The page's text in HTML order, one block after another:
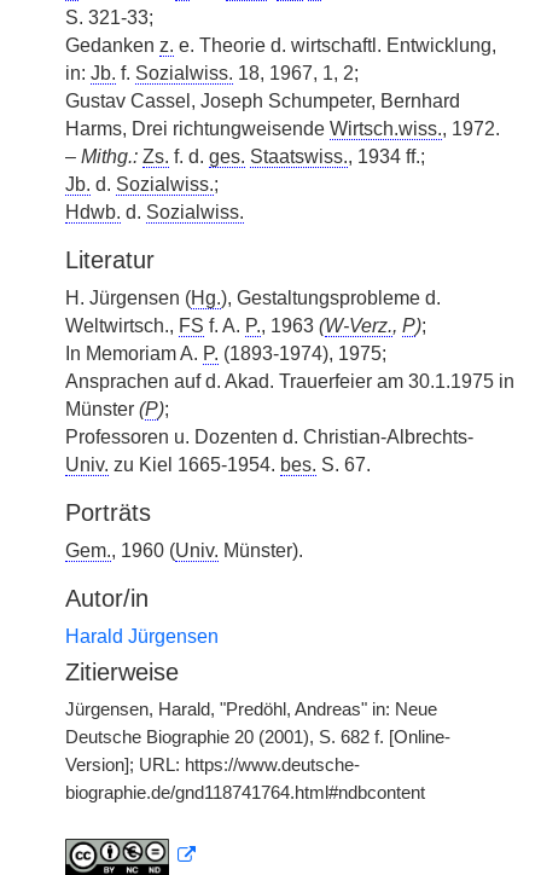
S. 321-33;
Gedanken z. e. Theorie d. wirtschaftl. Entwicklung,
in: Jb. f. Sozialwiss. 18, 1967, 1, 2;
Gustav Cassel, Joseph Schumpeter, Bernhard
Harms, Drei richtungweisende Wirtsch.wiss., 1972.
– Mithg.: Zs. f. d. ges. Staatswiss., 1934 ff.;
Jb. d. Sozialwiss.;
Hdwb. d. Sozialwiss.
Literatur
H. Jürgensen (Hg.), Gestaltungsprobleme d.
Weltwirtsch., FS f. A. P., 1963 (W-Verz., P);
In Memoriam A. P. (1893-1974), 1975;
Ansprachen auf d. Akad. Trauerfeier am 30.1.1975 in
Münster (P);
Professoren u. Dozenten d. Christian-Albrechts-
Univ. zu Kiel 1665-1954. bes. S. 67.
Porträts
Gem., 1960 (Univ. Münster).
Autor/in
Harald Jürgensen
Zitierweise
Jürgensen, Harald, "Predöhl, Andreas" in: Neue
Deutsche Biographie 20 (2001), S. 682 f. [Online-
Version]; URL: https://www.deutsche-
biographie.de/gnd118741764.html#ndbcontent